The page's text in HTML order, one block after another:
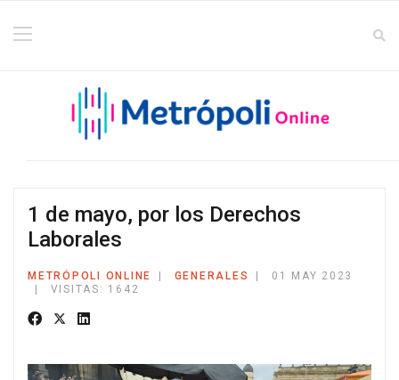
1 de mayo, por los Derechos
Laborales
METRÓPOLI ONLINE GENERALES
01 MAY 2023
VISITAS: 1642